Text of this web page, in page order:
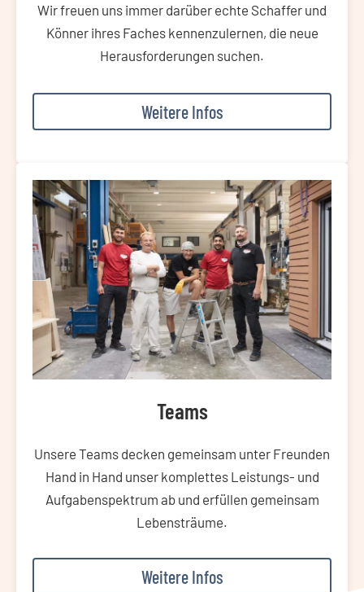
Wir freuen uns immer darüber echte Schaffer und
Könner ihres Faches kennenzulernen, die neue
Herausforderungen suchen.
Weitere Infos
Teams
Unsere Teams decken gemeinsam unter Freunden
Hand in Hand unser komplettes Leistungs- und
Aufgabenspektrum ab und erfüllen gemeinsam
Lebensträume.
Weitere Infos